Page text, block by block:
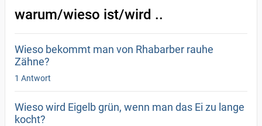
warum/wieso ist/wird ..
Wieso bekommt man von Rhabarber rauhe
Zähne?
1 Antwort
Wieso wird Eigelb grün, wenn man das Ei zu lange
kocht?